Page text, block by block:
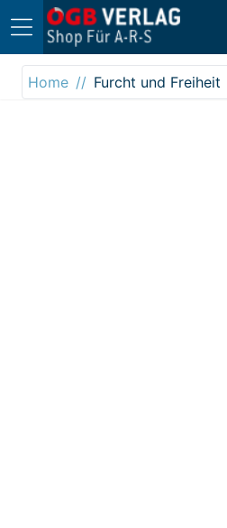
Direkt zum Inhalt
Home
Furcht und Freiheit